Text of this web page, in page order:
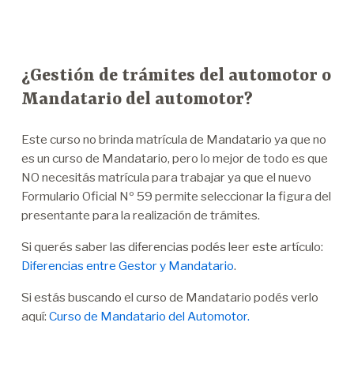
¿Gestión de trámites del automotor o
Mandatario del automotor?
Este curso no brinda matrícula de Mandatario ya que no
es un curso de Mandatario, pero lo mejor de todo es que
NO necesitás matrícula para trabajar ya que el nuevo
Formulario Oficial Nº 59 permite seleccionar la figura del
presentante para la realización de trámites.
Si querés saber las diferencias podés leer este artículo:
Diferencias entre Gestor y Mandatario.
Si estás buscando el curso de Mandatario podés verlo
aquí: Curso de Mandatario del Automotor.